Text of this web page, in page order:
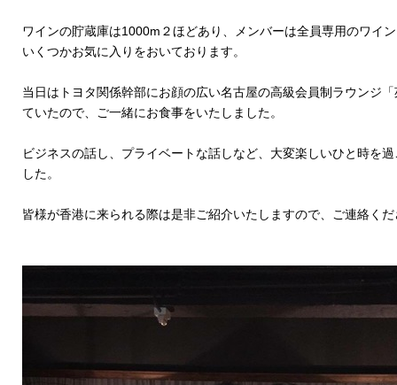
ワインの貯蔵庫は1000m２ほどあり、メンバーは全員専用のワイ
いくつかお気に入りをおいております。
当日はトヨタ関係幹部にお顔の広い名古屋の高級会員制ラウンジ
ていたので、ご一緒にお食事をいたしました。
ビジネスの話し、プライベートな話しなど、大変楽しいひと時を
した。
皆様が香港に来られる際は是非ご紹介いたしますので、ご連絡く